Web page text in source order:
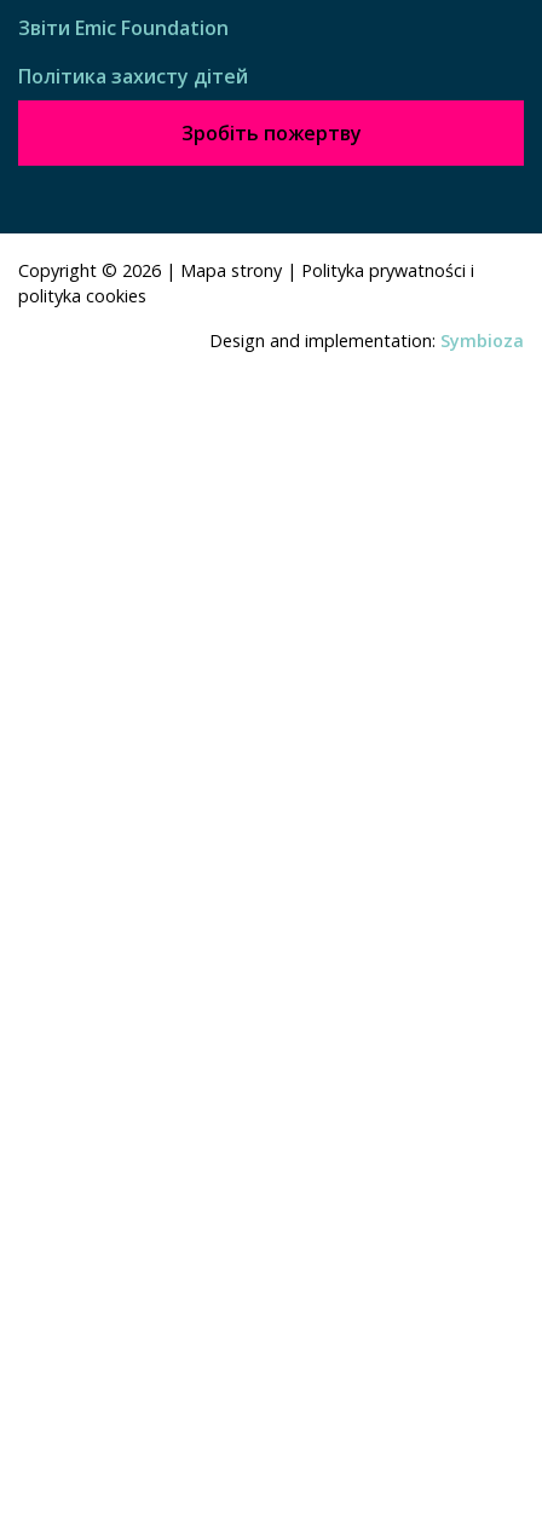
Звіти Emic Foundation
Політика захисту дітей
Зробіть пожертву
Copyright © 2026 | Mapa strony | Polityka prywatności i
polityka cookies
Design and implementation: Symbioza